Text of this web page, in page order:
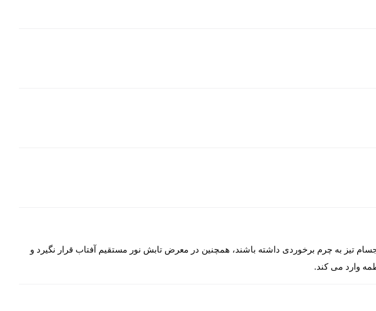
تیز به چرم برخوردی داشته باشند، همچنین در معرض تابش نور مستقیم آفتاب قرار نگیرد و
وارد می کند.